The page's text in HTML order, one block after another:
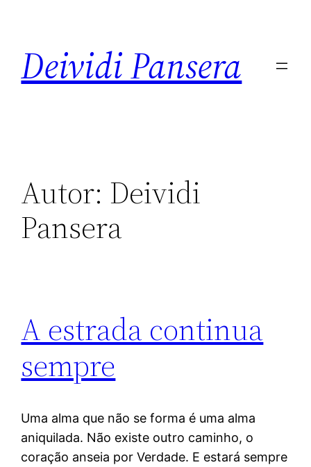
Deividi Pansera
Autor: Deividi
Pansera
A estrada continua
sempre
Uma alma que não se forma é uma alma
aniquilada. Não existe outro caminho, o
coração anseia por Verdade. E estará sempre